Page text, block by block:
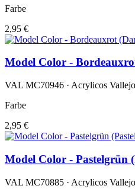
Farbe
2,95 €
Model Color -
VAL MC70946 · Acrylicos Vallejo
Farbe
2,95 €
Model Color - Pastelgrün
VAL MC70885 · Acrylicos Vallejo